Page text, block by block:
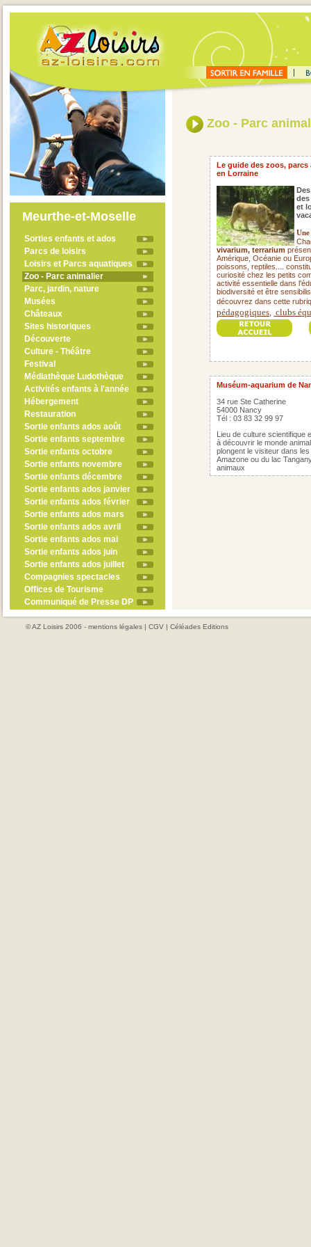
Meurthe-et-Moselle
Sorties enfants et ados
Parcs de loisirs
Loisirs et Parcs aquatiques
Zoo - Parc animalier
Parc, jardin, nature
Musées
Châteaux
Sites historiques
Découverte
Culture - Théâtre
Festival
Médiathèque Ludothèque
Activités enfants à l'année
Hébergement
Restauration
Sortie enfants ados août
Sortie enfants septembre
Sortie enfants octobre
Sortie enfants novembre
Sortie enfants décembre
Sortie enfants ados janvier
Sortie enfants ados février
Sortie enfants ados mars
Sortie enfants ados avril
Sortie enfants ados mai
Sortie enfants ados juin
Sortie enfants ados juillet
Compagnies spectacles
Offices de Tourisme
Communiqué de Presse DP
Zoo - Parc
Le guide des zoos,
en Lorraine
et
vivarium, terrarium
Amérique, Océanie ou
poissons, reptiles....
curiosité chez les petits
activité essentielle dans
biodiversité et être
découvrez dans cette
pédagogiques clubs
Muséum-aquarium de
34 rue Ste Catherine
54000 Nancy
Tél : 03 83 32 99 97
Lieu de culture scientifique
à découvrir le monde
plongent le visiteur dans
Amazone ou du lac
animaux
© AZ Loisirs 2006 - mentions légales | CGV | Céléades Editions